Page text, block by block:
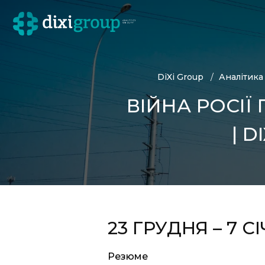
DiXi Group Аналітика
ВІЙНА
|
23 ГРУДНЯ – 7
Резюме